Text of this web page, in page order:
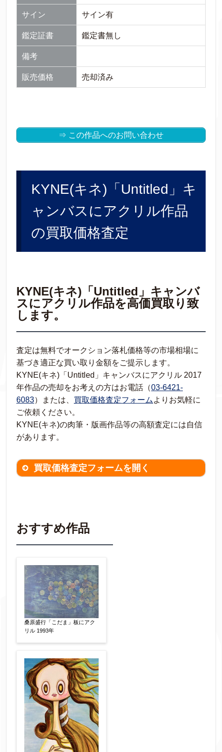
サイン サイン有
鑑定証書 鑑定書無し
備考
販売価格 売却済み
⇒ この作品へのお問い合わせ
KYNE(キネ)「Untitled」キ
ャンバスにアクリル作品
の買取価格査定
KYNE(キネ)「Untitled」キャンバ
スにアクリル作品を高価買取り致
します。
査定は無料でオークション落札価格等の市場相場に
基づき適正な買い取り金額をご提示します。
KYNE(キネ)「Untitled」キャンバスにアクリル 2017
年作品の売却をお考えの方はお電話（03-6421-
6083）または、 買取価格査定フォーム よりお気軽に
ご依頼ください。
KYNE(キネ)の肉筆・版画作品等の高額査定には自信
があります。
買取価格査定フォームを開く
※不明な項目は空欄で結構です。
▼
作品の作家名 【任意】
作品の画題 【任意】
日本画
油彩画
素描
立体
その他
絵の画面サイズ 【任意】
おすすめ作品
桑原盛行「こだま」板にアク
リル 1993年